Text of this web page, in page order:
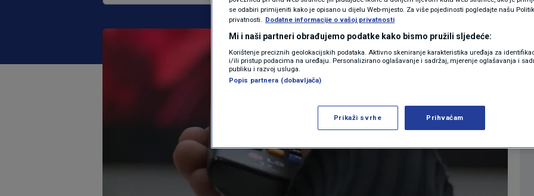
KLIMATSKE PROMJENE
FOTO
VIDEO
se odabiri primijeniti kako je opisano u dijelu Web-mjesto. Za više pojedinosti pogledajte našu
privatnosti. Dodatne informacije o vašoj privatnosti
Mi i naši partneri obrađujemo podatke kako bismo pružili sljedeće:
Korištenje preciznih geolokacijskih podataka. Aktivno skeniranje karakteristika uređaja za
i/ili pristup podacima na uređaju. Personalizirano oglašavanje i sadržaj, mjerenje oglašavanja i
publiku i razvoj usluga.
Popis partnera (dobavljača)
Prikaži svrhe Prihvaćam